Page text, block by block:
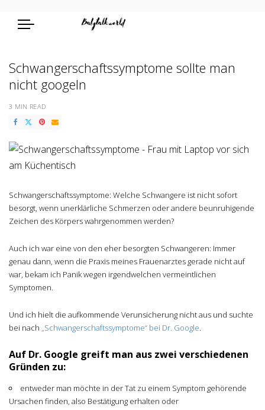
Schwangerschaftssymptome sollte man
nicht googeln
3 MIN READ
Schwangerschaftssymptome: Welche Schwangere ist nicht sofort
besorgt, wenn unerklärliche Schmerzen oder andere beunruhigende
Zeichen des Körpers wahrgenommen werden?
Auch ich war eine von den eher besorgten Schwangeren: Immer
genau dann, wenn die Praxis meines Frauenarztes gerade nicht auf
war, bekam ich Panik wegen irgendwelchen vermeintlichen
Symptomen.
Und ich hielt die aufkommende Verunsicherung nicht aus und suchte
bei nach „Schwangerschaftssymptome“ bei Dr. Google.
Auf Dr. Google greift man aus zwei verschiedenen
Gründen zu:
entweder man möchte in der Tat zu einem Symptom gehörende
Ursachen finden, also Bestätigung erhalten oder